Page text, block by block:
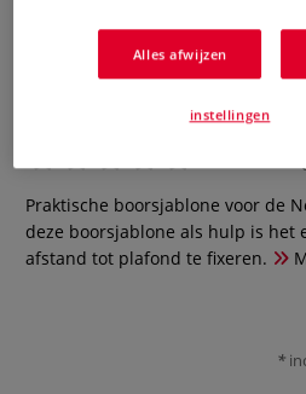
ASRE Boorsjablone
Praktische boorsjablone voor de
deze boorsjablone als hulp is het
afstand tot plafond te fixeren.
Alles afwijzen
instellingen